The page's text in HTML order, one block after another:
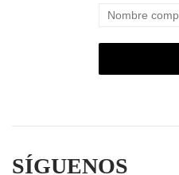
SÍGUENOS